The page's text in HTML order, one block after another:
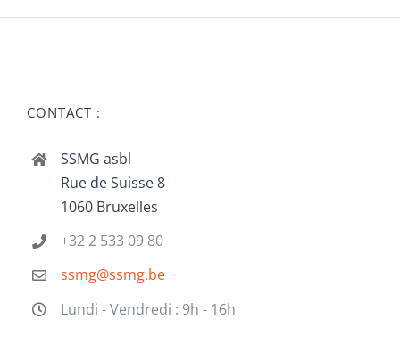
CONTACT :
SSMG asbl
Rue de Suisse 8
1060 Bruxelles
+32 2 533 09 80
ssmg@ssmg.be
Lundi - Vendredi : 9h - 16h